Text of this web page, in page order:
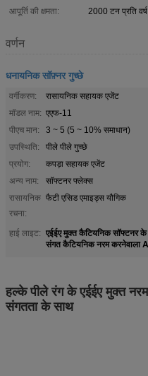
आपूर्ति की क्षमता:
2000 टन प्रति वर्ष
वर्णन
धनायनिक सॉफ़्नर गुच्छे
वर्गीकरण:
रासायनिक सहायक एजेंट
मॉडल नाम: एएफ-11
पीएच मान:
3 ~ 5 (5 ~ 10% समाधान)
उपस्थिति:
पीले पीले गुच्छे
प्रयोग:
कपड़ा सहायक एजेंट
अन्य नाम:
सॉफ्टनर फ्लेक्स
रासायनिक
रचना:
फैटी एसिड एमाइड्स यौगिक
हाई लाइट: एईईए मुक्त कैटियनिक सॉफ्टनर
संगत कैटियनिक नरम करनेवाला
हल्के पीले रंग के एईईए मुक्त
संगतता के साथ